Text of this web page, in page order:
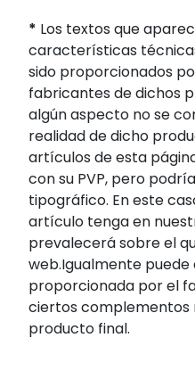
* Los textos que
características
sido proporcionados
fabricantes de dichos
algún aspecto no se
realidad de dicho
artículos de esta
con su PVP, pero
tipográfico. En este
artículo tenga en
prevalecerá sobre el
web.Igualmente puede
proporcionada por el
ciertos complementos
producto final.